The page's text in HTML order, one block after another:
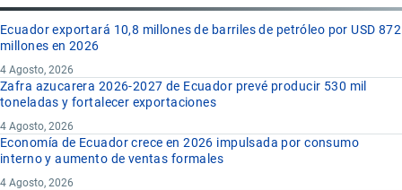
Ecuador exportará 10,8 millones de barriles de petróleo por USD 872
millones en 2026
4 Agosto, 2026
Zafra azucarera 2026-2027 de Ecuador prevé producir 530 mil
toneladas y fortalecer exportaciones
4 Agosto, 2026
Economía de Ecuador crece en 2026 impulsada por consumo
interno y aumento de ventas formales
4 Agosto, 2026